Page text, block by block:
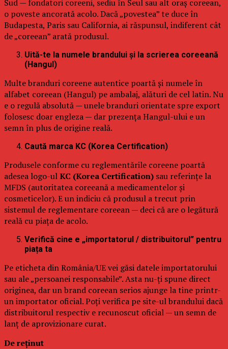
Sud — fondatori coreeni, sediu în Seul sau alt oraș coreean,
o poveste ancorată acolo. Dacă „povestea” te duce în
Budapesta, Paris sau California, ai răspunsul, indiferent cât
de „coreean” arată produsul.
Uită-te la numele brandului și la scrierea coreeană
(Hangul)
Multe branduri coreene autentice poartă și numele în
alfabet coreean (Hangul) pe ambalaj, alături de cel latin. Nu
e o regulă absolută — unele branduri orientate spre export
folosesc doar engleza — dar prezența Hangul-ului e un
semn în plus de origine reală.
Caută marca KC (Korea Certification)
Produsele conforme cu reglementările coreene poartă
adesea logo-ulKC (Korea Certification) sau referințe la
MFDS (autoritatea coreeană a medicamentelor și
cosmeticelor). E un indiciu că produsul a trecut prin
sistemul de reglementare coreean — deci că are o legătură
reală cu piața de acolo.
Verifică cine e „importatorul / distribuitorul” pentru
piața ta
Pe eticheta din România/UE vei găsi datele importatorului
sau ale „persoanei responsabile”. Asta nu-ți spune direct
originea, dar un brand coreean serios ajunge la tine printr-
un importator oficial. Poți verifica pe site-ul brandului dacă
distribuitorul respectiv e recunoscut oficial — un semn de
lanț de aprovizionare curat.
De reținut